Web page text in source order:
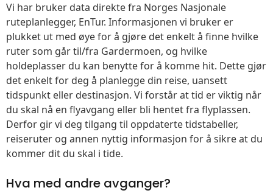
Vi har bruker data direkte fra Norges Nasjonale
ruteplanlegger, EnTur. Informasjonen vi bruker er
plukket ut med øye for å gjøre det enkelt å finne hvilke
ruter som går til/fra Gardermoen, og hvilke
holdeplasser du kan benytte for å komme hit. Dette gjør
det enkelt for deg å planlegge din reise, uansett
tidspunkt eller destinasjon. Vi forstår at tid er viktig når
du skal nå en flyavgang eller bli hentet fra flyplassen.
Derfor gir vi deg tilgang til oppdaterte tidstabeller,
reiseruter og annen nyttig informasjon for å sikre at du
kommer dit du skal i tide.
Hva med andre avganger?